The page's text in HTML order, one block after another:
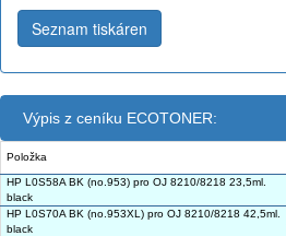
Seznam tiskáren
Výpis z ceníku ECOTONER:
Položka
HP L0S58A BK (no.953) pro OJ 8210/8218 23,5ml.
black
HP L0S70A BK (no.953XL) pro OJ 8210/8218 42,5ml.
black